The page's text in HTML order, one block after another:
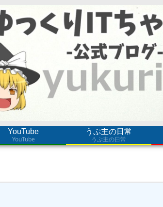
YouTube
YouTube
うぷ主の日常
うぷ主の日常